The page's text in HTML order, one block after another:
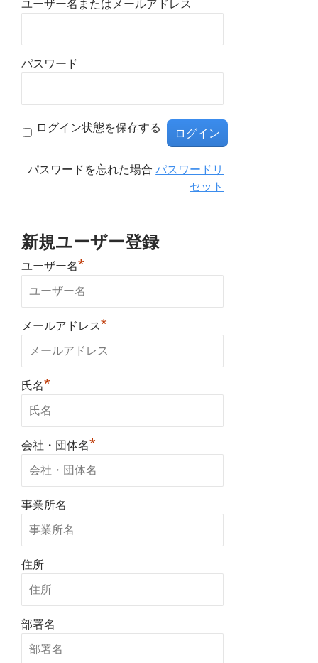
ユーザー名またはメールアドレス
パスワード
ログイン状態を保存する
パスワードを忘れた場合パスワードリ
セット
新規ユーザー登録
ユーザー名*
メールアドレス*
氏名*
会社・団体名*
事業所名
住所
部署名